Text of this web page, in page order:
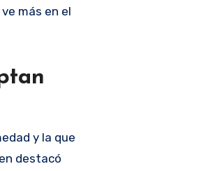
más en el
y la que
destacó